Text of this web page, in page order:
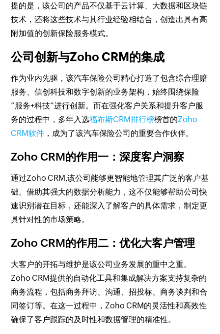
提的是，该公司的产品不仅基于云计算、大数据和区块链
技术，还将这些技术与其行业经验相结合，创造出具有高
附加值的创新保险服务模式。
公司创新与Zoho CRM的集成
作为业内先驱，该汽车保险公司精心打造了包含综合理赔
服务、信创科技和数字创新的业务架构，始终围绕保险
“服务+科技”进行创新。而在强化客户关系和提升客户服
务的过程中，多年入选福布斯CRM排行榜榜首的Zoho
CRM软件 ，成为了该汽车保险公司的重要合作伙伴。
Zoho CRM的作用一：深度客户洞察
通过Zoho CRM,该公司能够更智能地管理其广泛的客户基
础。借助其强大的数据分析能力，这不仅能够帮助公司快
速识别潜在目标，还能深入了解客户的具体需求，制定更
具针对性的市场策略。
Zoho CRM的作用二：优化大客户管理
大客户的开拓与维护是该公司业务发展的重中之重。
Zoho CRM提供的自动化工具和集成解决方案支持复杂的
商务流程，包括商务拜访、沟通、招投标、商务谈判和合
同签订等。在这一过程中，Zoho CRM的灵活性和高效性
确保了客户跟踪的及时性和数据管理的精准性。